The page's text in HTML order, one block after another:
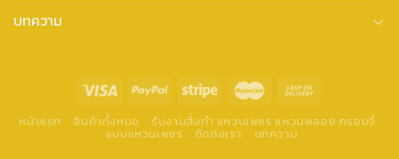
บทความ
หน้าแรก สินค้าทั้งหมด รับงานสั่งทำ แหวนเพชร แหวนพลอย กรอบจี้
แบบแหวนเพชร ติดต่อเรา บทความ